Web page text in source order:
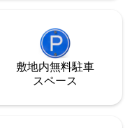
敷地内無料駐⁠車
ス⁠ペ⁠ー⁠ス